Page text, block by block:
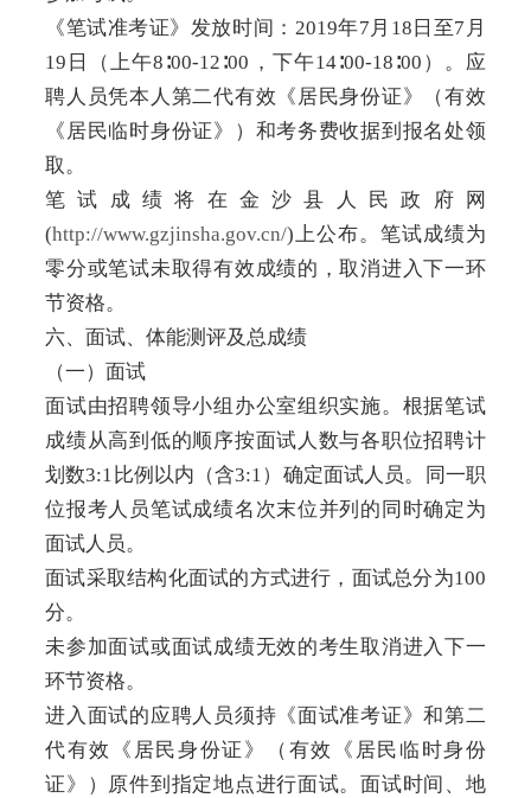
《笔试准考证》发放时间：2019年7月18日至7月
19日（上午8∶00-12∶00，下午14∶00-18∶00）。应
聘人员凭本人第二代有效《居民身份证》（有效
《居民临时身份证》）和考务费收据到报名处领
取。
笔试成绩将在金沙县人民政府网
(http://www.gzjinsha.gov.cn/)上公布。笔试成绩为
零分或笔试未取得有效成绩的，取消进入下一环
节资格。
六、面试、体能测评及总成绩
（一）面试
面试由招聘领导小组办公室组织实施。根据笔试
成绩从高到低的顺序按面试人数与各职位招聘计
划数3:1比例以内（含3:1）确定面试人员。同一职
位报考人员笔试成绩名次末位并列的同时确定为
面试人员。
面试采取结构化面试的方式进行，面试总分为100
分。
未参加面试或面试成绩无效的考生取消进入下一
环节资格。
进入面试的应聘人员须持《面试准考证》和第二
代有效《居民身份证》（有效《居民临时身份
证》）原件到指定地点进行面试。面试时间、地